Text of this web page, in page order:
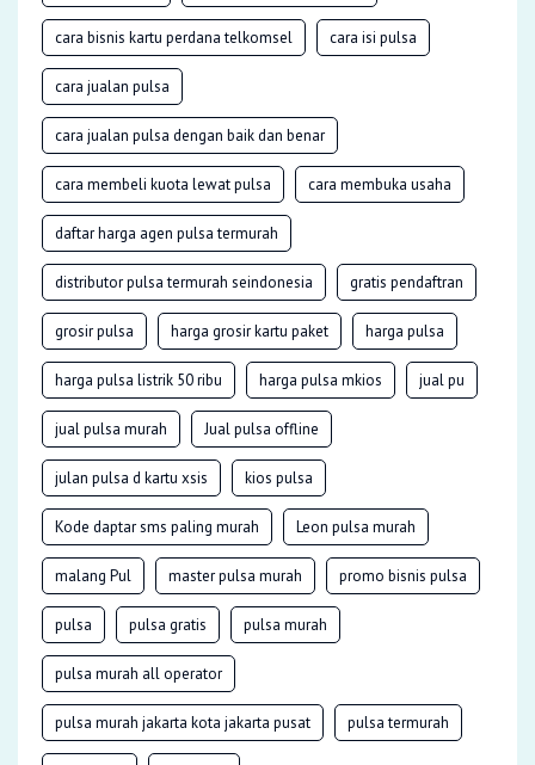
cara bisnis kartu perdana telkomsel cara isi pulsa
cara jualan pulsa
cara jualan pulsa dengan baik dan benar
cara membeli kuota lewat pulsa cara membuka usaha
daftar harga agen pulsa termurah
distributor pulsa termurah seindonesia gratis pendaftran
grosir pulsa harga grosir kartu paket harga pulsa
harga pulsa listrik 50 ribu harga pulsa mkios jual pu
jual pulsa murah Jual pulsa offline
julan pulsa d kartu xsis kios pulsa
Kode daptar sms paling murah Leon pulsa murah
malang Pul master pulsa murah promo bisnis pulsa
pulsa pulsa gratis pulsa murah
pulsa murah all operator
pulsa murah jakarta kota jakarta pusat pulsa termurah